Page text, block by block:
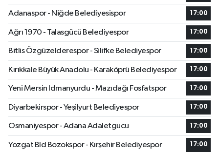
Adanaspor - Niğde Belediyesispor 17:00
Ağrı 1970 - Talasgücü Belediyespor 17:00
Bitlis Özgüzelderespor - Silifke Belediyespor 17:00
Kırıkkale Büyük Anadolu - Karaköprü Belediyespor 17:00
Yeni Mersin Idmanyurdu - Mazıdağı Fosfatspor 17:00
Diyarbekirspor - Yeşilyurt Belediyespor 17:00
Osmaniyespor - Adana Adaletgucu 17:00
Yozgat Bld Bozokspor - Kırşehir Belediyespor 17:00